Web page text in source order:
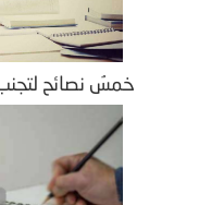
خمسُ نصائح لتجنب